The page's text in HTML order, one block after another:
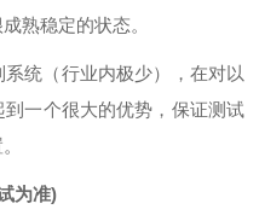
熟稳定的状态。
统（行业内极少），在对以
一个很大的优势，保证测试
为准)